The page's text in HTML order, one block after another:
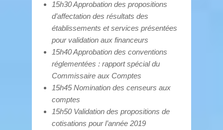
15h30 Approbation des propositions
d’affectation des résultats des
établissements et services présentées
pour validation aux financeurs
15h40 Approbation des conventions
réglementées : rapport spécial du
Commissaire aux Comptes
15h45 Nomination des censeurs aux
comptes
15h50 Validation des propositions de
cotisations pour l’année 2019